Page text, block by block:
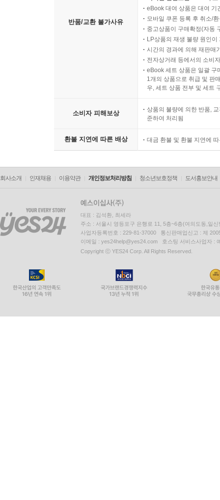
반품/교환 불가사유
eBook 대여 상품은 대여 기
모바일 쿠폰 등록 후 취소/
중고상품이 구매확정(자동
LP상품의 재생 불량 원인
시간의 경과에 의해 재판매
전자상거래 등에서의 소비
eBook 세트 상품은 일괄 구
1개의 상품으로 취급 및 판
우, 세트 상품 전부 및 세트
소비자 피해보상
상품의 불량에 의한 반품,
준하여 처리됨
환불 지연에 따른 배상 대금 환불 및 환불 지연에
회사소개 인재채용 이용약관 개인정보처리방침 청소년보호정책 도서홍보안내
대표 : 김석환, 최세라
주소 : 서울시 영등포구 은행로 11, 5층~6층(여의도동,일신
사업자등록번호 : 229-81-37000 통신판매업신고 : 제
이메일 : yes24help@yes24.com 호스팅 서비스사업자 :
Copyright ⓒ YES24 Corp. All Rights Reserved.